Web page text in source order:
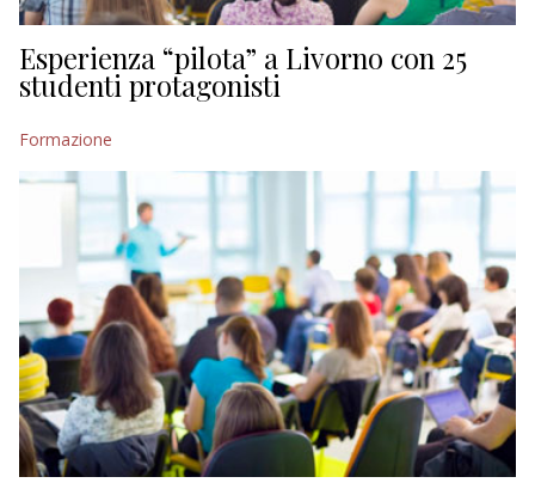
Esperienza “pilota” a Livorno con 25
studenti protagonisti
Formazione